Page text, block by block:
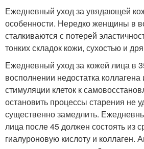
Ежедневный уход за увядающей
особенности. Нередко женщины в
сталкиваются с потерей
тонких складок кожи, сухостью и
Ежедневный уход за кожей лица в
восполнении недостатка коллагена
стимуляции клеток к
остановить процессы старения не
существенно замедлить.
лица после 45 должен состоять из
гиалуроновую кислоту и коллаген.